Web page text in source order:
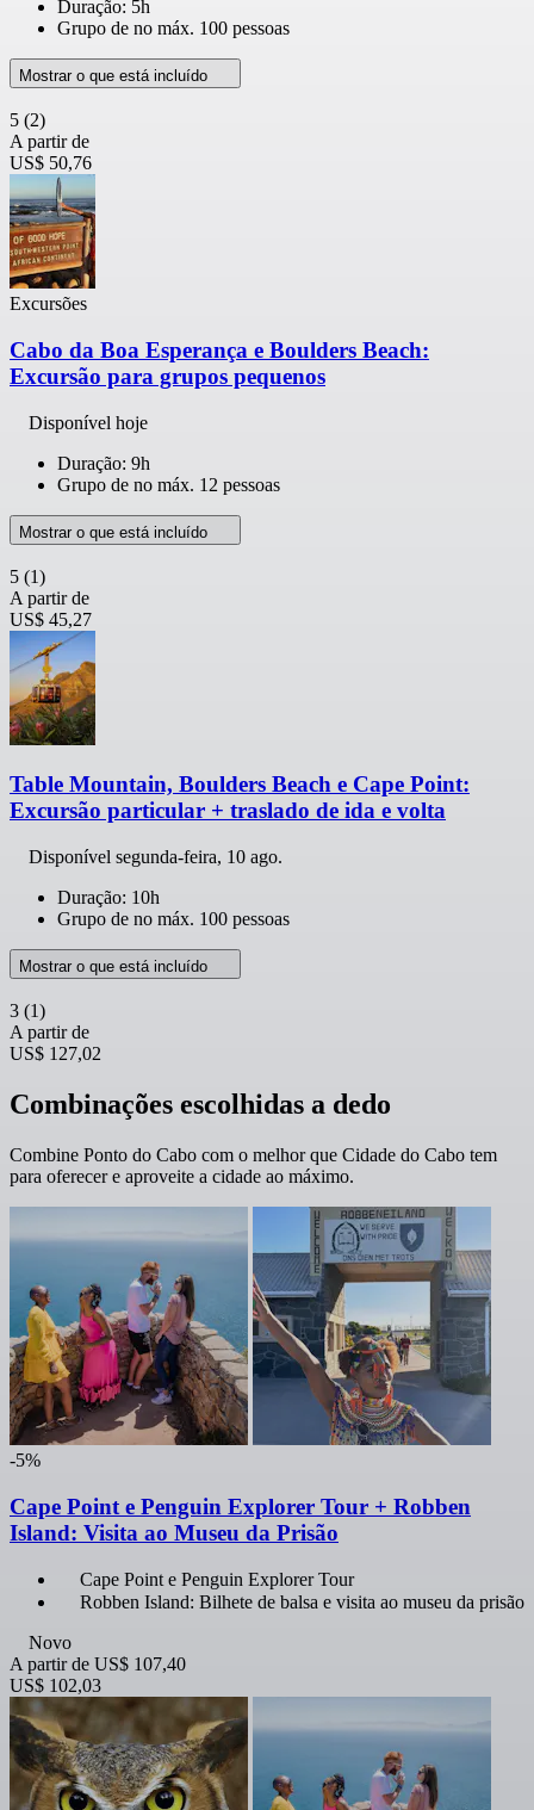
Duração: 5h
Grupo de no máx. 100 pessoas
Mostrar o que está incluído
5 (2)
A partir de
US$ 50,76
Excursões
Cabo da Boa Esperança e Boulders Beach:
Excursão para grupos pequenos
Disponível hoje
Duração: 9h
Grupo de no máx. 12 pessoas
Mostrar o que está incluído
5 (1)
A partir de
US$ 45,27
Table Mountain, Boulders Beach e Cape Point:
Excursão particular + traslado de ida e volta
Disponível segunda-feira, 10 ago.
Duração: 10h
Grupo de no máx. 100 pessoas
Mostrar o que está incluído
3 (1)
A partir de
US$ 127,02
Combinações escolhidas a dedo
Combine Ponto do Cabo com o melhor que Cidade do Cabo tem
para oferecer e aproveite a cidade ao máximo.
-5%
Cape Point e Penguin Explorer Tour + Robben
Island: Visita ao Museu da Prisão
Cape Point e Penguin Explorer Tour
Robben Island: Bilhete de balsa e visita ao museu da prisão
Novo
A partir de US$ 107,40
US$ 102,03